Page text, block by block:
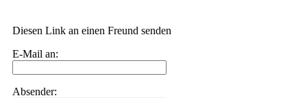
Diesen Link an einen Freund senden
E-Mail an:
Absender: